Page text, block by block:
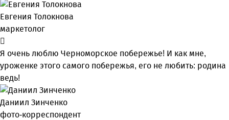
Евгения Толокнова
маркетолог
Я очень люблю Черноморское побережье! И как мне,
уроженке этого самого побережья, его не любить: родина
ведь!
Даниил Зинченко
фото-корреспондент